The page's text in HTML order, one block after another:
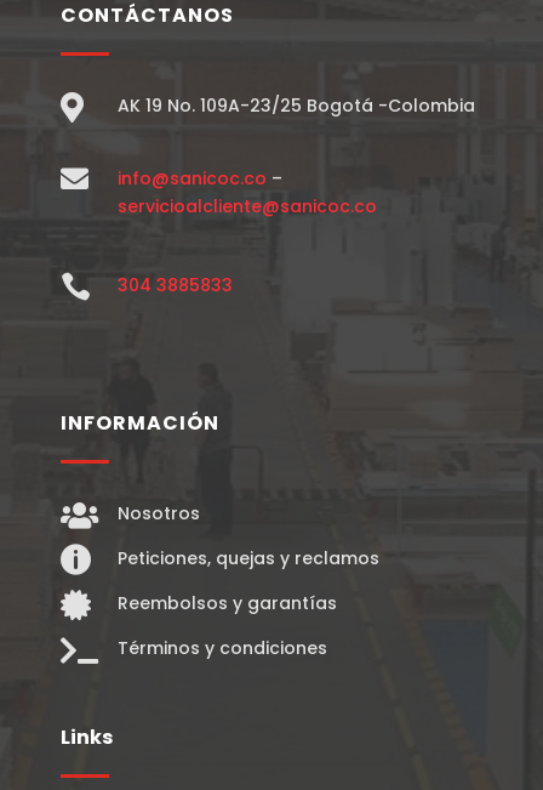
CONTÁCTANOS
 AK 19 No. 109A-23/25 Bogotá -Colombia
 info@sanicoc.co –
servicioalcliente@sanicoc.co
 304 3885833
INFORMACIÓN
 Nosotros
 Peticiones, quejas y reclamos
 Reembolsos y garantías
 Términos y condiciones
Links